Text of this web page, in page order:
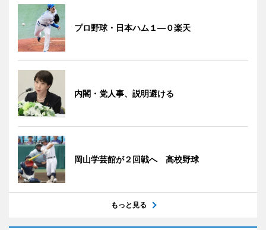
プロ野球・日本ハム１―０楽天
内閣・党人事、説明避ける
岡山学芸館が２回戦へ 高校野球
もっと見る